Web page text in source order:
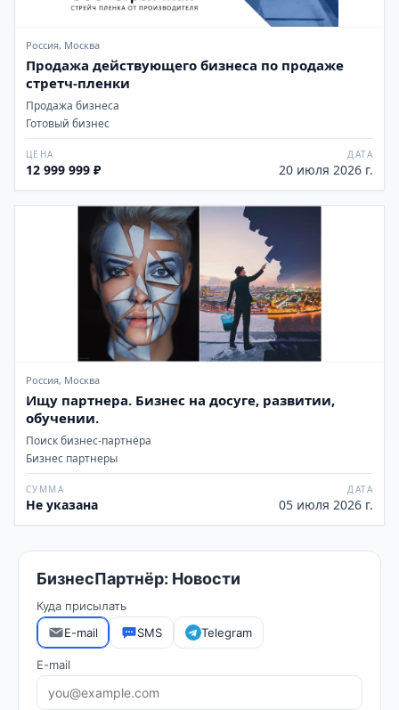
Россия, Москва
Продажа действующего бизнеса по продаже
стретч-пленки
Продажа бизнеса
Готовый бизнес
ЦЕНА
12 999 999 ₽
ДАТА
20 июля 2026 г.
Россия, Москва
Ищу партнера. Бизнес на досуге, развитии,
обучении.
Поиск бизнес-партнёра
Бизнес партнеры
СУММА
Не указана
ДАТА
05 июля 2026 г.